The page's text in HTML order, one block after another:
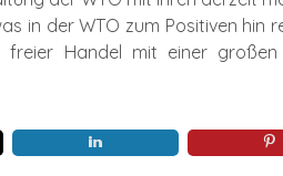
in der WTO zum Positiven hin
freier Handel mit einer